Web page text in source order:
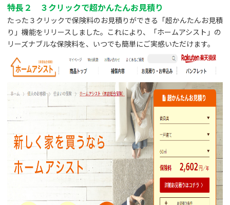
特長２ ３クリックで超かんたんお見積り
たった３クリックで保険料のお見積りができる「超かんたんお見積
り」機能をリリースしました。これにより、「ホームアシスト」の
リーズナブルな保険料を、いつでも簡単にご実感いただけます。